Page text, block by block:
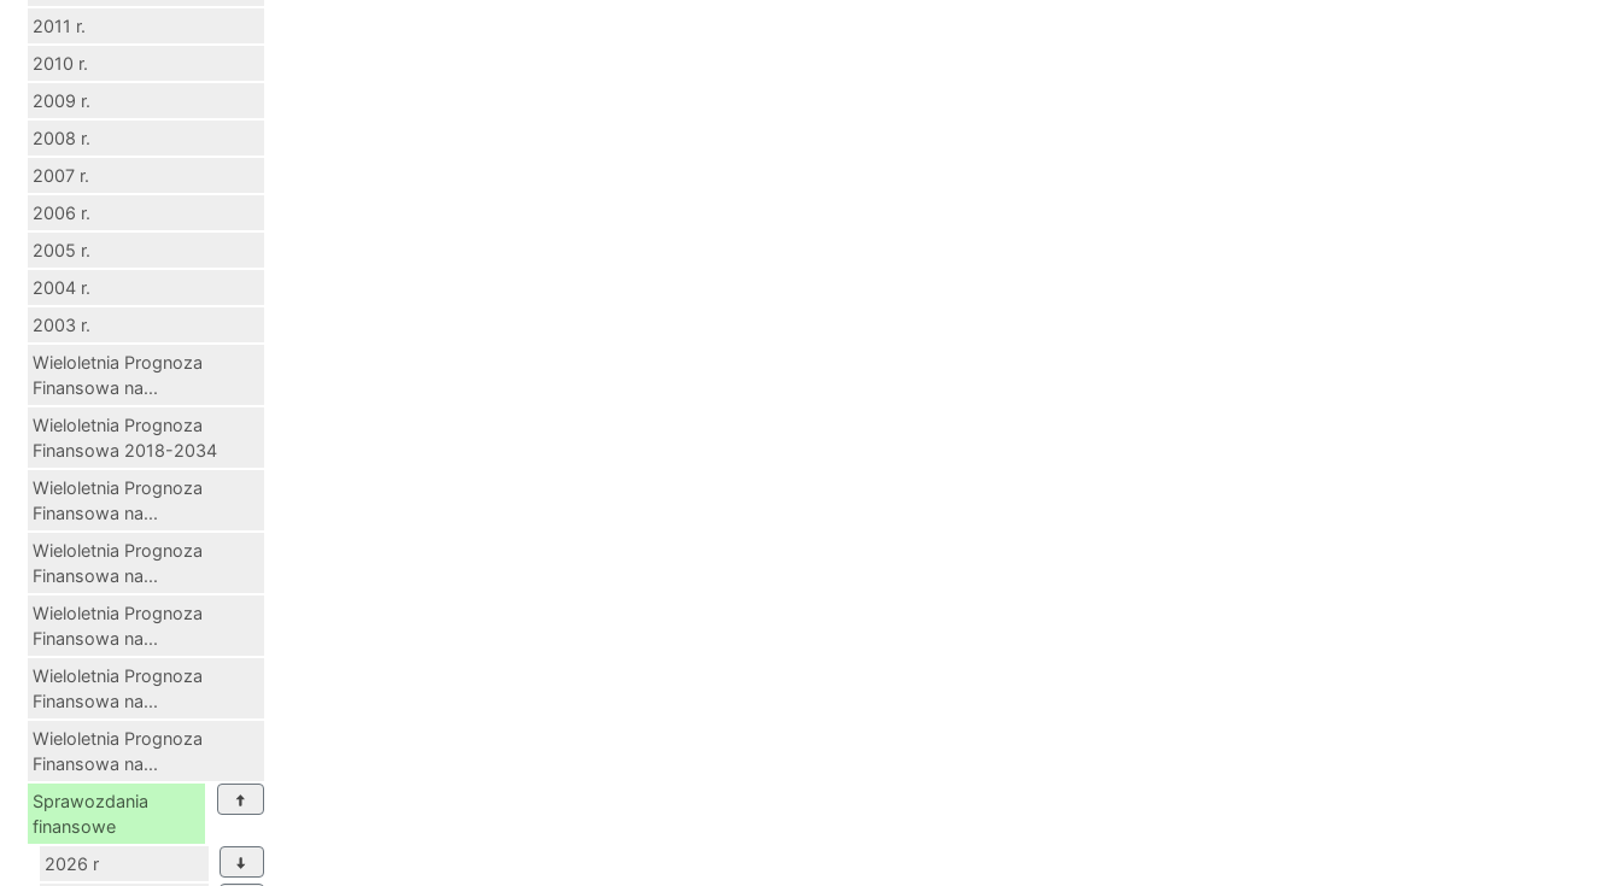
2011 r.
2010 r.
2009 r.
2008 r.
2007 r.
2006 r.
2005 r.
2004 r.
2003 r.
Wieloletnia Prognoza
Finansowa na...
Wieloletnia Prognoza
Finansowa 2018-2034
Wieloletnia Prognoza
Finansowa na...
Wieloletnia Prognoza
Finansowa na...
Wieloletnia Prognoza
Finansowa na...
Wieloletnia Prognoza
Finansowa na...
Wieloletnia Prognoza
Finansowa na...
Sprawozdania
finansowe
2026 r